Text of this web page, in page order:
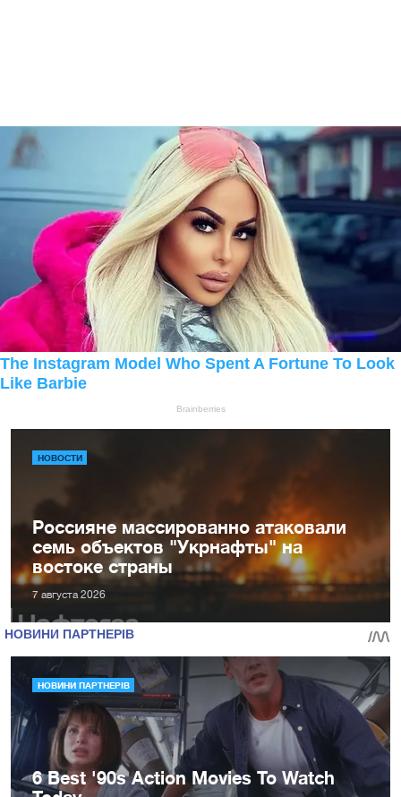
НОВОСТИ
Россияне массированно атаковали
семь объектов "Укрнафты" на
востоке страны
7 августа 2026